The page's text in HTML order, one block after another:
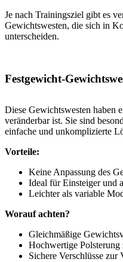
Je nach Trainingsziel gibt es
Gewichtswesten, die sich in
unterscheiden.
Festgewicht-
Diese Gewichtswesten haben
veränderbar ist. Sie sind
einfache und unkomplizierte
Vorteile:
Keine Anpassung des
Ideal für Einsteiger und
Leichter als variable
Worauf achten?
Gleichmäßige
Hochwertige
Sichere Verschlüsse zur